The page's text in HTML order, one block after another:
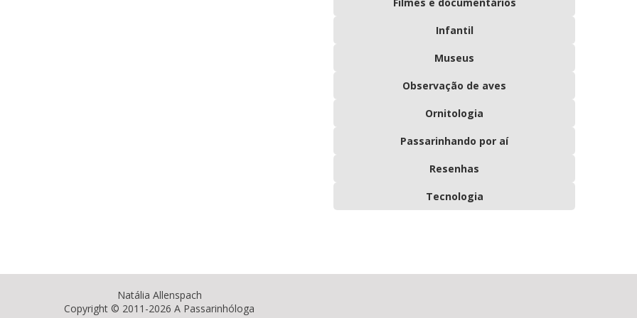
Infantil
Museus
Observação de aves
Ornitologia
Passarinhando por aí
Resenhas
Tecnologia
Natália Allenspach
Copyright © 2011-2026 A Passarinhóloga